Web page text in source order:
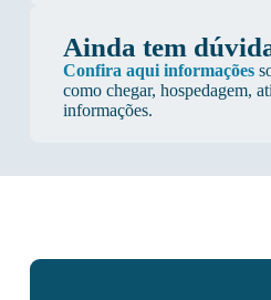
Ainda tem
Confira aqui informações
como chegar, hospedagem,
informações.